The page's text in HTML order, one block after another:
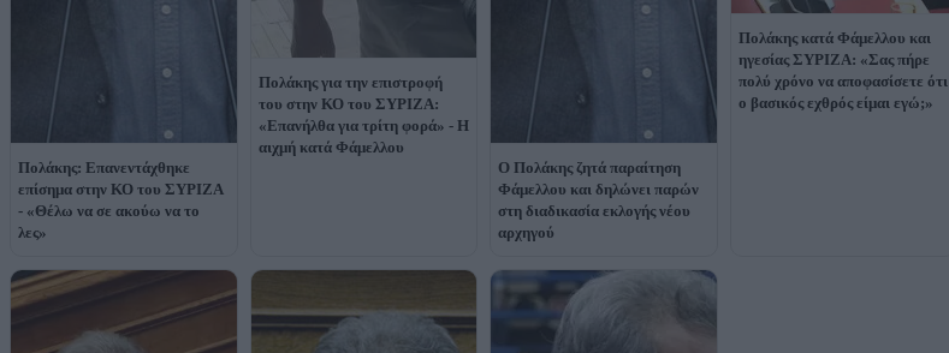
Πολάκης: Επανεντάχθηκε
επίσημα στην ΚΟ του ΣΥΡΙΖΑ
- «Θέλω να σε ακούω να το
λες»
Πολάκης για την επιστροφή
του στην ΚΟ του ΣΥΡΙΖΑ:
«Επανήλθα για τρίτη φορά» - Η
αιχμή κατά Φάμελλου
Ο Πολάκης ζητά παραίτηση
Φάμελλου και δηλώνει παρών
στη διαδικασία εκλογής νέου
αρχηγού
Πολάκης κατά Φάμελλου και
ηγεσίας ΣΥΡΙΖΑ: «Σας πήρε
πολύ χρόνο να αποφασίσετε ότι
ο βασικός εχθρός είμαι εγώ;»